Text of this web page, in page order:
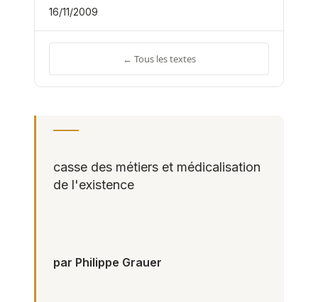
casse des métiers et médicalisation
de l'existence
par Philippe Grauer
16/11/2009
← Tous les textes